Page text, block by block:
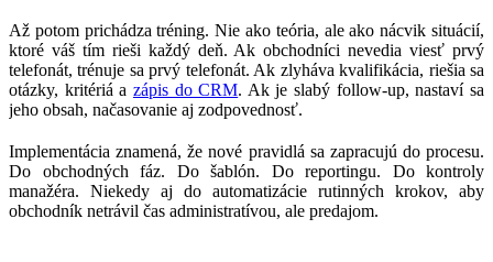
Až potom prichádza tréning. Nie ako teória, ale ako nácvik situácií,
ktoré váš tím rieši každý deň. Ak obchodníci nevedia viesť prvý
telefonát, trénuje sa prvý telefonát. Ak zlyháva kvalifikácia, riešia sa
otázky, kritériá a zápis do CRM. Ak je slabý follow-up, nastaví sa
jeho obsah, načasovanie aj zodpovednosť.
Implementácia znamená, že nové pravidlá sa zapracujú do procesu.
Do obchodných fáz. Do šablón. Do reportingu. Do kontroly
manažéra. Niekedy aj do automatizácie rutinných krokov, aby
obchodník netrávil čas administratívou, ale predajom.